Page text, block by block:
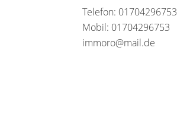
Telefon: 01704296753
Mobil: 01704296753
immoro@mail.de